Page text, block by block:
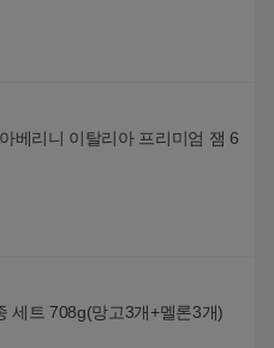
베리니 이탈리아 프리미엄 잼 6
세트 708g(망고3개+멜론3개)